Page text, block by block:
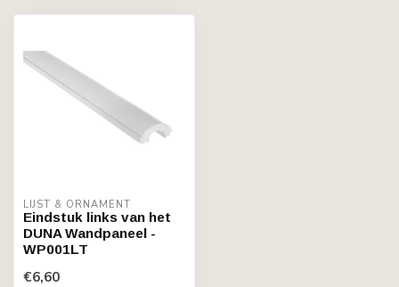
LIJST & ORNAMENT
Eindstuk links van het
DUNA Wandpaneel -
WP001LT
€6,60